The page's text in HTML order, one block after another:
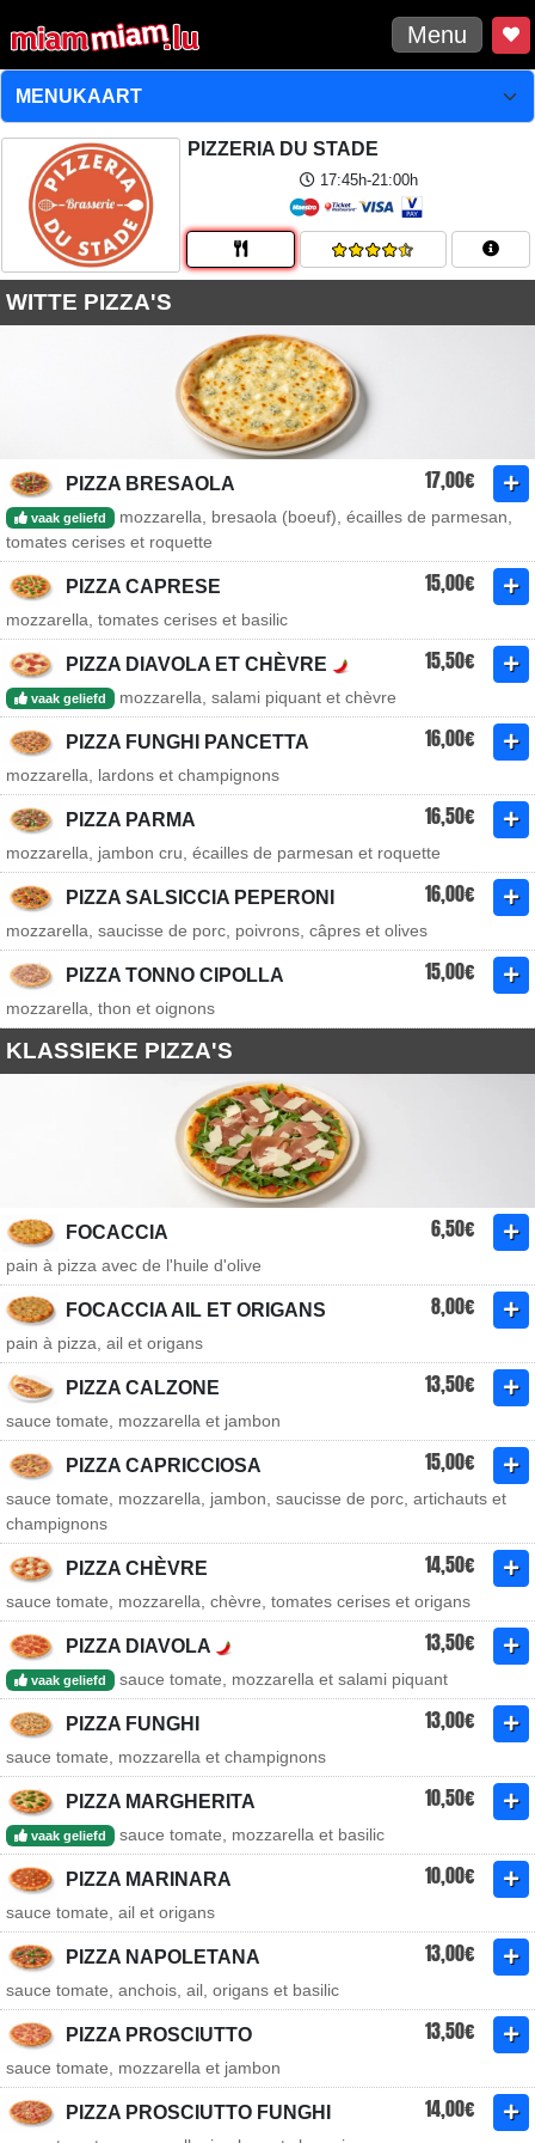
Menu
PIZZERIA DU STADE
17:45h-21:00h
WITTE PIZZA'S
PIZZA BRESAOLA 17,00€
vaak geliefd
mozzarella, bresaola (boeuf), écailles de parmesan,
tomates cerises et roquette
PIZZA CAPRESE 15,00€
mozzarella, tomates cerises et basilic
PIZZA DIAVOLA ET CHÈVRE 15,50€
vaak geliefd mozzarella, salami piquant et chèvre
PIZZA FUNGHI PANCETTA 16,00€
mozzarella, lardons et champignons
PIZZA PARMA 16,50€
mozzarella, jambon cru, écailles de parmesan et roquette
PIZZA SALSICCIA PEPERONI 16,00€
mozzarella, saucisse de porc, poivrons, câpres et olives
PIZZA TONNO CIPOLLA 15,00€
mozzarella, thon et oignons
KLASSIEKE PIZZA'S
FOCACCIA 6,50€
pain à pizza avec de l'huile d'olive
FOCACCIA AIL ET ORIGANS 8,00€
pain à pizza, ail et origans
PIZZA CALZONE 13,50€
sauce tomate, mozzarella et jambon
PIZZA CAPRICCIOSA 15,00€
sauce tomate, mozzarella, jambon, saucisse de porc, artichauts et
champignons
PIZZA CHÈVRE 14,50€
sauce tomate, mozzarella, chèvre, tomates cerises et origans
PIZZA DIAVOLA 13,50€
vaak geliefd sauce tomate, mozzarella et salami piquant
PIZZA FUNGHI 13,00€
sauce tomate, mozzarella et champignons
PIZZA MARGHERITA 10,50€
vaak geliefd sauce tomate, mozzarella et basilic
PIZZA MARINARA 10,00€
sauce tomate, ail et origans
PIZZA NAPOLETANA 13,00€
sauce tomate, anchois, ail, origans et basilic
PIZZA PROSCIUTTO 13,50€
sauce tomate, mozzarella et jambon
PIZZA PROSCIUTTO FUNGHI 14,00€